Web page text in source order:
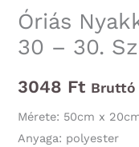
Óriás
30 – 30.
3048 Ft Bruttó
Mérete: 50cm x
Anyaga: polyester